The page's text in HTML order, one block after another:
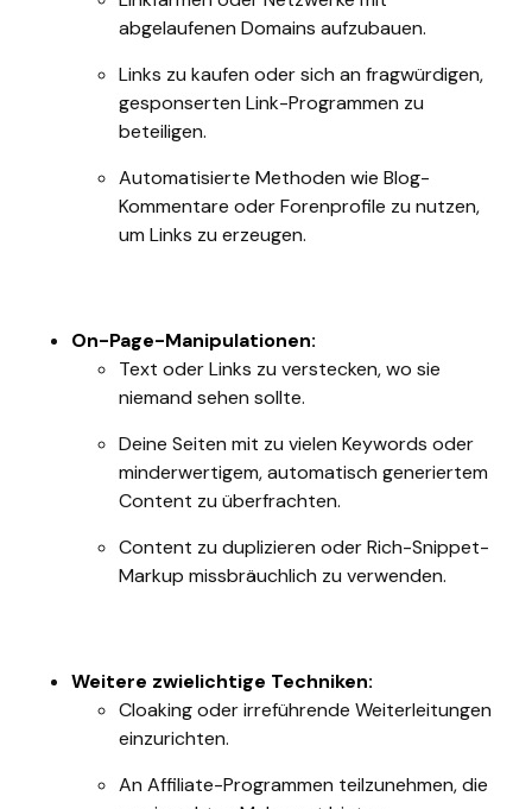
abgelaufenen Domains aufzubauen.
Links zu kaufen oder sich an fragwürdigen,
gesponserten Link-Programmen zu
beteiligen.
Automatisierte Methoden wie Blog-
Kommentare oder Forenprofile zu nutzen,
um Links zu erzeugen.
On-Page-Manipulationen:
Text oder Links zu verstecken, wo sie
niemand sehen sollte.
Deine Seiten mit zu vielen Keywords oder
minderwertigem, automatisch generiertem
Content zu überfrachten.
Content zu duplizieren oder Rich-Snippet-
Markup missbräuchlich zu verwenden.
Weitere zwielichtige Techniken:
Cloaking oder irreführende Weiterleitungen
einzurichten.
An Affiliate-Programmen teilzunehmen, die